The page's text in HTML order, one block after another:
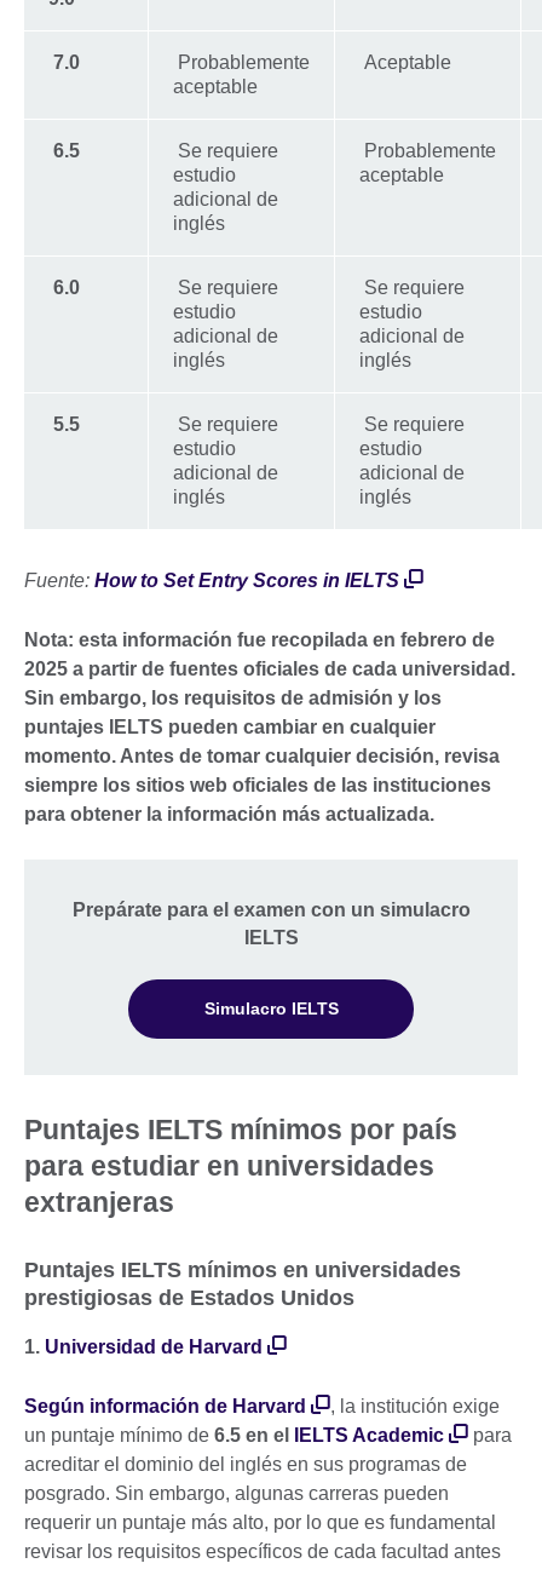
7.0
Probablemente
aceptable
Aceptable
6.5
Se requiere
estudio
adicional de
inglés
Probablemente
aceptable
6.0
Se requiere
estudio
adicional de
inglés
Se requiere
estudio
adicional de
inglés
5.5
Se requiere
estudio
adicional de
inglés
Se requiere
estudio
adicional de
inglés
Fuente: How to Set Entry Scores in IELTS
Nota: esta información fue recopilada en febrero de
2025 a partir de fuentes oficiales de cada universidad.
Sin embargo, los requisitos de admisión y los
puntajes IELTS pueden cambiar en cualquier
momento. Antes de tomar cualquier decisión, revisa
siempre los sitios web oficiales de las instituciones
para obtener la información más actualizada.
Prepárate para el examen con un simulacro
IELTS
Simulacro IELTS
Puntajes IELTS mínimos por país
para estudiar en universidades
extranjeras
Puntajes IELTS mínimos en universidades
prestigiosas de Estados Unidos
1. Universidad de Harvard
Según información de Harvard
, la institución exige
un puntaje mínimo de 6.5 en el IELTS Academic
para
acreditar el dominio del inglés en sus programas de
posgrado. Sin embargo, algunas carreras pueden
requerir un puntaje más alto, por lo que es fundamental
revisar los requisitos específicos de cada facultad antes